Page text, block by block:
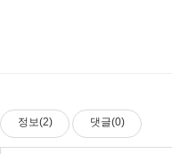
정보(2) 댓글(0)